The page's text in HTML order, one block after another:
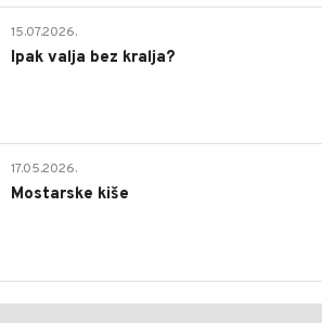
15.07.2026.
Ipak valja bez kralja?
17.05.2026.
Mostarske kiše